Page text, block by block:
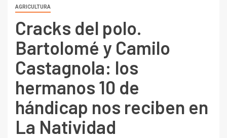
AGRICULTURA
Cracks del polo.
Bartolomé y Camilo
Castagnola: los
hermanos 10 de
hándicap nos reciben en
La Natividad